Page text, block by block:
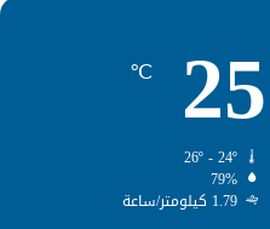
25
℃
79%
1.79 كيلومتر/ساعة